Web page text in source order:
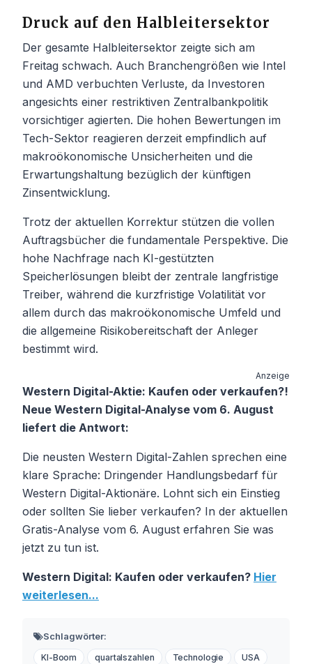
Druck auf den Halbleitersektor
Der gesamte Halbleitersektor zeigte sich am
Freitag schwach. Auch Branchengrößen wie Intel
und AMD verbuchten Verluste, da Investoren
angesichts einer restriktiven Zentralbankpolitik
vorsichtiger agierten. Die hohen Bewertungen im
Tech-Sektor reagieren derzeit empfindlich auf
makroökonomische Unsicherheiten und die
Erwartungshaltung bezüglich der künftigen
Zinsentwicklung.
Trotz der aktuellen Korrektur stützen die vollen
Auftragsbücher die fundamentale Perspektive. Die
hohe Nachfrage nach KI-gestützten
Speicherlösungen bleibt der zentrale langfristige
Treiber, während die kurzfristige Volatilität vor
allem durch das makroökonomische Umfeld und
die allgemeine Risikobereitschaft der Anleger
bestimmt wird.
Anzeige
Western Digital-Aktie: Kaufen oder verkaufen?!
Neue Western Digital-Analyse vom 6. August
liefert die Antwort:
Die neusten Western Digital-Zahlen sprechen eine
klare Sprache: Dringender Handlungsbedarf für
Western Digital-Aktionäre. Lohnt sich ein Einstieg
oder sollten Sie lieber verkaufen? In der aktuellen
Gratis-Analyse vom 6. August erfahren Sie was
jetzt zu tun ist.
Western Digital: Kaufen oder verkaufen? Hier
weiterlesen...
Schlagwörter:
KI-Boom quartalszahlen Technologie
USA